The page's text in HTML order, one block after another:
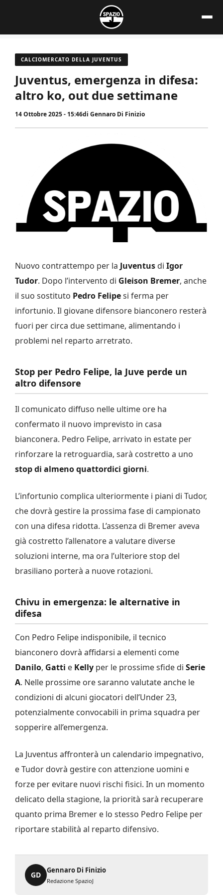
contenuto
CALCIOMERCATO DELLA JUVENTUS
Juventus, emergenza in difesa:
altro ko, out due settimane
14 Ottobre 2025 - 15:46di Gennaro Di Finizio
Nuovo contrattempo per la Juventus di Igor
Tudor. Dopo l’intervento di Gleison Bremer, anche
il suo sostituto Pedro Felipesi ferma per
infortunio. Il giovane difensore bianconero resterà
fuori per circa due settimane, alimentando i
problemi nel reparto arretrato.
Stop per Pedro Felipe, la Juve perde un
altro difensore
Il comunicato diffuso nelle ultime ore ha
confermato il nuovo imprevisto in casa
bianconera. Pedro Felipe, arrivato in estate per
rinforzare la retroguardia, sarà costretto a uno
stop di almeno quattordici giorni.
L’infortunio complica ulteriormente i piani di Tudor,
che dovrà gestire la prossima fase di campionato
con una difesa ridotta. L’assenza di Bremer aveva
già costretto l’allenatore a valutare diverse
soluzioni interne, ma ora l’ulteriore stop del
brasiliano porterà a nuove rotazioni.
Chivu in emergenza: le alternative in
difesa
Con Pedro Felipe indisponibile, il tecnico
bianconero dovrà affidarsi a elementi come
Danilo, Gatti e Kelly per le prossime sfide di Serie
A. Nelle prossime ore saranno valutate anche le
condizioni di alcuni giocatori dell’Under 23,
potenzialmente convocabili in prima squadra per
sopperire all’emergenza.
La Juventus affronterà un calendario impegnativo,
e Tudor dovrà gestire con attenzione uomini e
forze per evitare nuovi rischi fisici. In un momento
delicato della stagione, la priorità sarà recuperare
quanto prima Bremer e lo stesso Pedro Felipe per
riportare stabilità al reparto difensivo.
GD
Gennaro Di Finizio
Redazione SpazioJ